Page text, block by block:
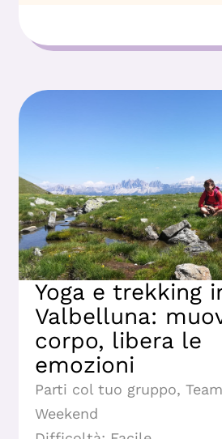
Yoga e trekking
Valbelluna:
corpo, libera le
emozioni
Parti col tuo gruppo,
Weekend